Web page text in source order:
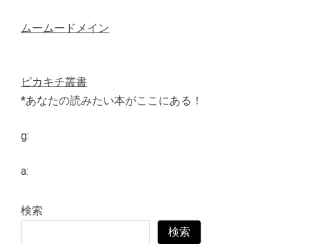
ムームードメイン
ピカキチ叢書
*あなたの読みたい本がここにある！
g:
a:
検索
検索